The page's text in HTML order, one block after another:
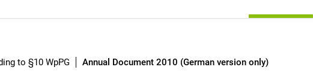
to §10 WpPG Annual Document 2010 (German version only)